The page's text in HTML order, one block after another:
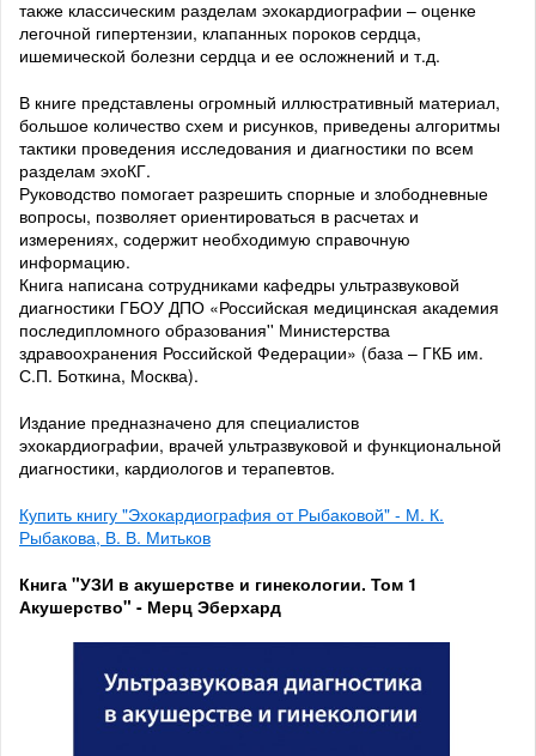
также классическим разделам эхокардиографии – оценке
легочной гипертензии, клапанных пороков сердца,
ишемической болезни сердца и ее осложнений и т.д.
В книге представлены огромный иллюстративный материал,
большое количество схем и рисунков, приведены алгоритмы
тактики проведения исследования и диагностики по всем
разделам эхоКГ.
Руководство помогает разрешить спорные и злободневные
вопросы, позволяет ориентироваться в расчетах и
измерениях, содержит необходимую справочную
информацию.
Книга написана сотрудниками кафедры ультразвуковой
диагностики ГБОУ ДПО «Российская медицинская академия
последипломного образования'' Министерства
здравоохранения Российской Федерации» (база – ГКБ им.
С.П. Боткина, Москва).
Издание предназначено для специалистов
эхокардиографии, врачей ультразвуковой и функциональной
диагностики, кардиологов и терапевтов.
Купить книгу "Эхокардиография от Рыбаковой" - М. К.
Рыбакова, В. В. Митьков
Книга "УЗИ в акушерстве и гинекологии. Том 1
Акушерство" - Мерц Эберхард